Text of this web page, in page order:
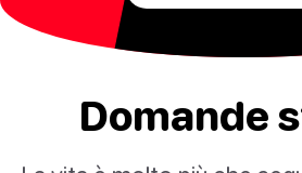
Domande